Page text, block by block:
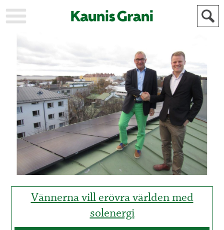
KAUPUNKI
AJANKOHTAISTA
AKTUELLT
URHEILU
IDROTT
KULTTUURI
KULTUR
HISTORIA
HISTORIA
YLEINEN
ALLMÄN
MAINOSTAJILLE
FÖR
ANNONSÖRER
Vännerna vill erövra världen med
solenergi